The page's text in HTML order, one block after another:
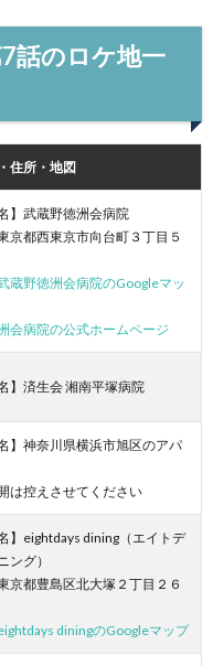
話のロケ地一
住所・地図
】武蔵野徳洲会病院
京都西東京市向台町３丁目５
蔵野徳洲会病院のGoogleマッ
会病院の公式ホームページ
】済生会 湘南平塚病院
】神奈川県横浜市旭区のアパ
は控えさせてください
】eightdays dining（エイトデ
ング）
京都豊島区北大塚２丁目２６
diningのGoogleマップ